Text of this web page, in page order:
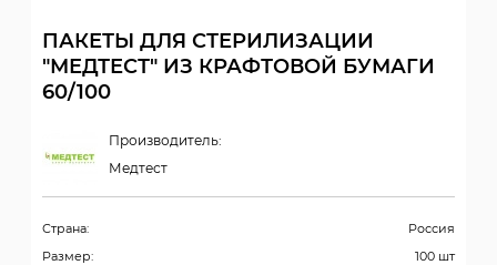
ПАКЕТЫ ДЛЯ СТЕРИЛИЗАЦИИ
"МЕДТЕСТ" ИЗ КРАФТОВОЙ БУМАГИ
60/100
Производитель:
Медтест
Страна:
Россия
Размер:
100 шт